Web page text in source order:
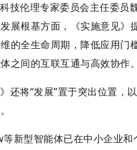
技伦理专家委员会主任委员
展根基方面，《实施意见
的全生命周期，降低应用
之间的互联互通与高效协作。
还将“发展”置于突出位置
新型智能体已在中小企业